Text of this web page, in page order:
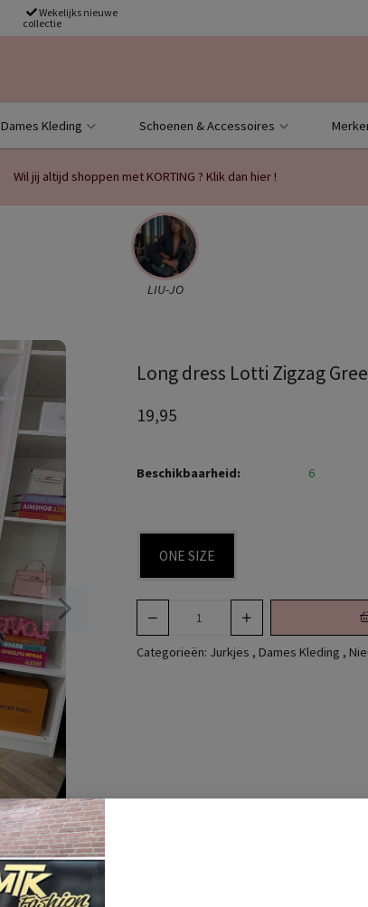
Wekelijks nieuwe
collectie
Dames Kleding Schoenen & Accessoires
Wil jij altijd shoppen met KORTING ? Klik dan hier !
LIU-JO
Long dress Lotti Zigzag
19,95
Beschikbaarheid: 6
ONE SIZE
Categorieën: Jurkjes , Dames Kleding ,